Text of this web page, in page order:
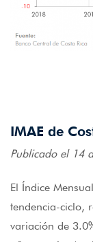
IMAE de
Publicado el 14
El Índice
tendencia-ciclo,
variación de